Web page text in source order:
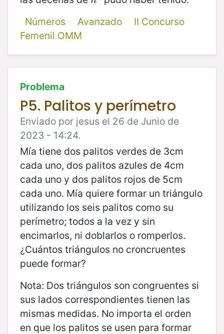
Números
Avanzado
II Concurso
Femenil OMM
Problema
P5. Palitos y perímetro
Enviado por jesus el 26 de Junio de
2023 - 14:24.
Mía tiene dos palitos verdes de 3cm
cada uno, dos palitos azules de 4cm
cada uno y dos palitos rojos de 5cm
cada uno. Mía quiere formar un triángulo
utilizando los seis palitos como su
perímetro; todos a la vez y sin
encimarlos, ni doblarlos o romperlos.
¿Cuántos triángulos no croncruentes
puede formar?
Nota: Dos triángulos son congruentes si
sus lados correspondientes tienen las
mismas medidas. No importa el orden
en que los palitos se usen para formar